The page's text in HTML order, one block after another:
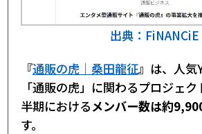
出典：FiNANCiE
『通販の虎｜桑田龍征』は、人気
「通販の虎」に関わるプロジェ
半期におけるメンバー数は約
す。